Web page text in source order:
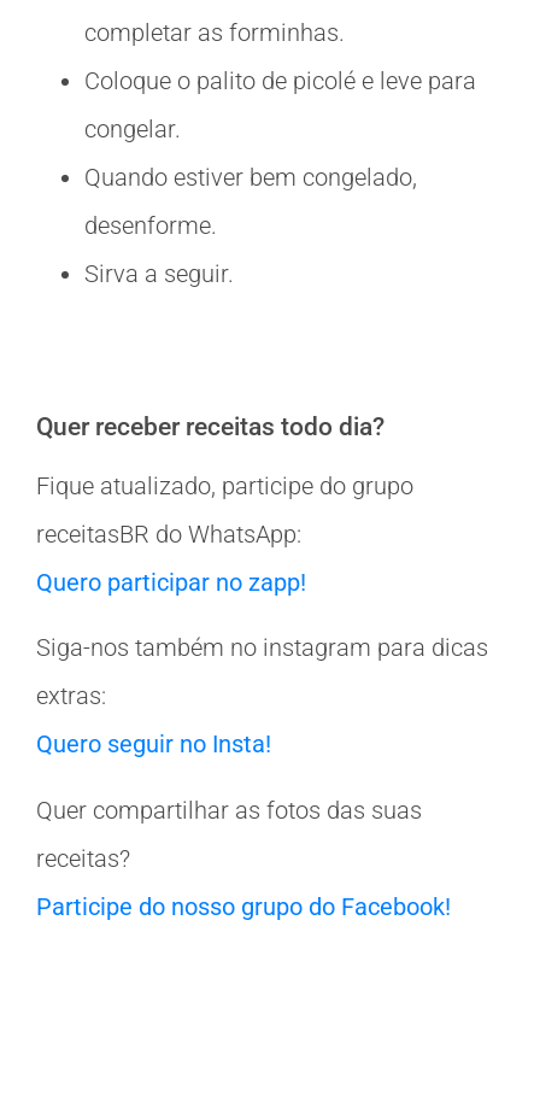
completar as forminhas.
Coloque o palito de picolé e leve para
congelar.
Quando estiver bem congelado,
desenforme.
Sirva a seguir.
Quer receber receitas todo dia?
Fique atualizado, participe do grupo
receitasBR do WhatsApp:
Quero participar no zapp!
Siga-nos também no instagram para dicas
extras:
Quero seguir no Insta!
Quer compartilhar as fotos das suas
receitas?
Participe do nosso grupo do Facebook!